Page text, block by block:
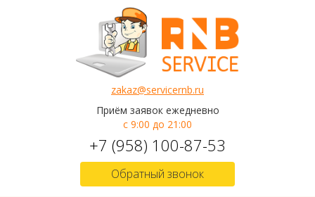
zakaz@servicernb.ru
Приём заявок ежедневно
с 9:00 до 21:00
+7 (958) 100-87-53
Обратный звонок